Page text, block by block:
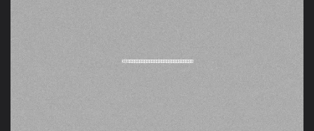
K8凯发正规网址打造权威
世界杯直播平台满足用户